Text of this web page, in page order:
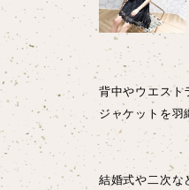
背中やウエスト
ジャケットを
結婚式や二次な